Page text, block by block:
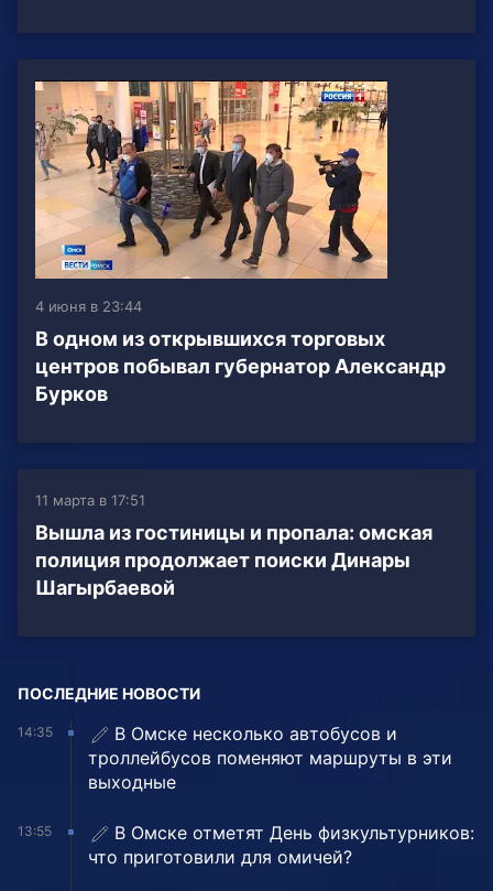
4 июня в 23:44
В одном из открывшихся торговых
центров побывал губернатор Александр
Бурков
11 марта в 17:51
Вышла из гостиницы и пропала: омская
полиция продолжает поиски Динары
Шагырбаевой
ПОСЛЕДНИЕ НОВОСТИ
14:35
В Омске несколько автобусов и
троллейбусов поменяют маршруты в эти
выходные
13:55
В Омске отметят День физкультурников:
что приготовили для омичей?